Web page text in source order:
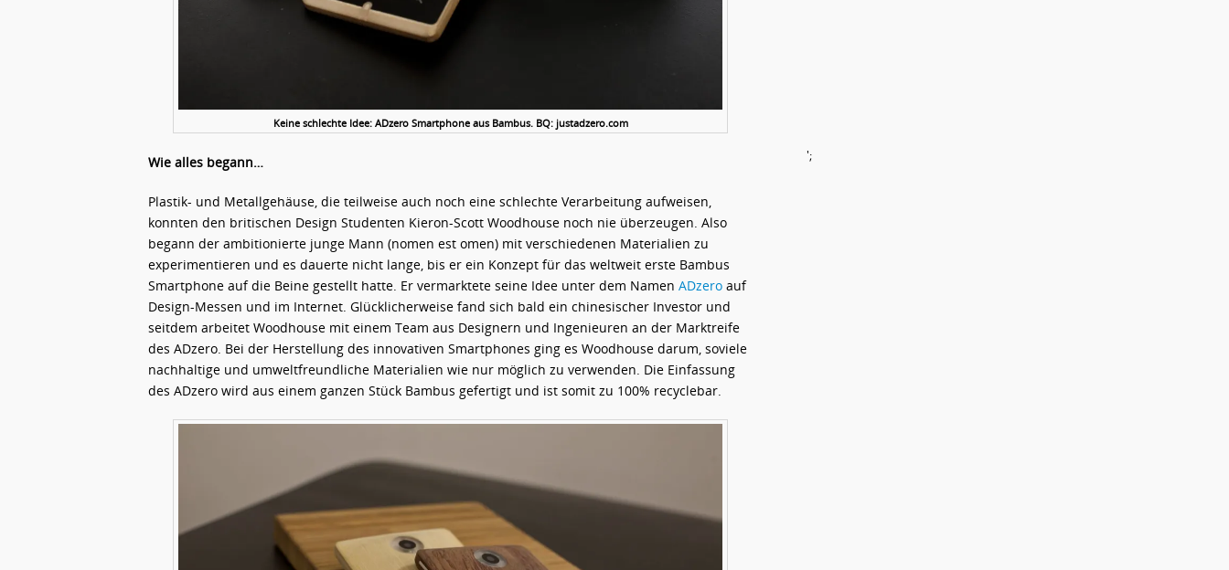
Keine schlechte Idee: ADzero Smartphone aus Bambus. BQ: justadzero.com
Wie alles begann…
Plastik- und Metallgehäuse, die teilweise auch noch eine schlechte Verarbeitung aufweisen,
konnten den britischen Design Studenten Kieron-Scott Woodhouse noch nie überzeugen. Also
begann der ambitionierte junge Mann (nomen est omen) mit verschiedenen Materialien zu
experimentieren und es dauerte nicht lange, bis er ein Konzept für das weltweit erste Bambus
Smartphone auf die Beine gestellt hatte. Er vermarktete seine Idee unter dem Namen ADzero auf
Design-Messen und im Internet. Glücklicherweise fand sich bald ein chinesischer Investor und
seitdem arbeitet Woodhouse mit einem Team aus Designern und Ingenieuren an der Marktreife
des ADzero. Bei der Herstellung des innovativen Smartphones ging es Woodhouse darum, soviele
nachhaltige und umweltfreundliche Materialien wie nur möglich zu verwenden. Die Einfassung
des ADzero wird aus einem ganzen Stück Bambus gefertigt und ist somit zu 100% recyclebar.
';